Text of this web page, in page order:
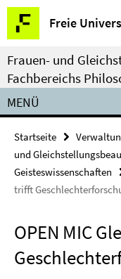
Springe
direkt
zu
Inhalt
Freie
Service-
Navigation
Frauen- und
Fachbereichs
MENÜ
Startseite
und
Geisteswissenschaften
trifft
OPEN MIC